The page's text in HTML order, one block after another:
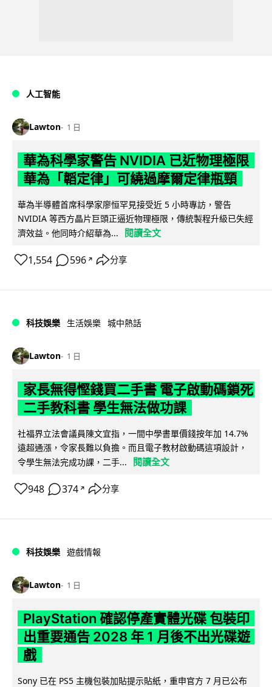
人工智能
Lawton 1 日
華為科學家警告 NVIDIA 已近物理極限
華為「韜定律」可繞過摩爾定律瓶頸
華為半導體首席科學家廖恒罕見接受近 5 小時專訪，警告
NVIDIA 等西方晶片巨頭正逼近物理極限，傳統製程升級已失經
濟效益。他同時介紹華為...
閱讀全文
1,554 596 ↗ 分享
科技娛樂 生活娛樂 城中熱話
Lawton 1 日
家長無得慳錢買二手書 電子啟動碼鎖死
二手教科書 學生無法做功課
社福界立法會議員陳文宜指，一間中學書單價錢按年加 14.7%
遠超通漲，令家長難以負擔。而且電子教材啟動碼這項設計，
令學生無法完成功課，二手...
閱讀全文
948 374 ↗ 分享
科技娛樂 遊戲情報
Lawton 1 日
PlayStation 確認停產實體光碟 包裝印
出重要通告 2028 年 1 月後不出光碟遊
戲
Sony 已在 PS5 主機包裝加貼提示貼紙，重申官方 7 月已公布